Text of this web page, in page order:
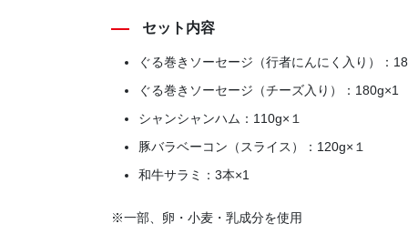
セット内容
ぐる巻きソーセージ（行者にんにく入り）：
ぐる巻きソーセージ（チーズ入り）：180g×1
シャンシャンハム：110g×１
豚バラベーコン（スライス）：120g×１
和牛サラミ：3本×1
※一部、卵・小麦・乳成分を使用